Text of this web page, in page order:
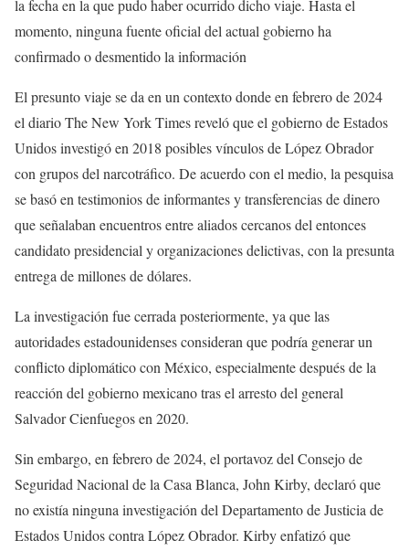
la fecha en la que pudo haber ocurrido dicho viaje. Hasta el
momento, ninguna fuente oficial del actual gobierno ha
confirmado o desmentido la información
El presunto viaje se da en un contexto donde en febrero de 2024
el diario The New York Times reveló que el gobierno de Estados
Unidos investigó en 2018 posibles vínculos de López Obrador
con grupos del narcotráfico. De acuerdo con el medio, la pesquisa
se basó en testimonios de informantes y transferencias de dinero
que señalaban encuentros entre aliados cercanos del entonces
candidato presidencial y organizaciones delictivas, con la presunta
entrega de millones de dólares.
La investigación fue cerrada posteriormente, ya que las
autoridades estadounidenses consideran que podría generar un
conflicto diplomático con México, especialmente después de la
reacción del gobierno mexicano tras el arresto del general
Salvador Cienfuegos en 2020.
Sin embargo, en febrero de 2024, el portavoz del Consejo de
Seguridad Nacional de la Casa Blanca, John Kirby, declaró que
no existía ninguna investigación del Departamento de Justicia de
Estados Unidos contra López Obrador. Kirby enfatizó que